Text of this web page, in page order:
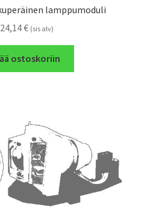
lamppumoduli
€ (sis alv)
ostoskoriin